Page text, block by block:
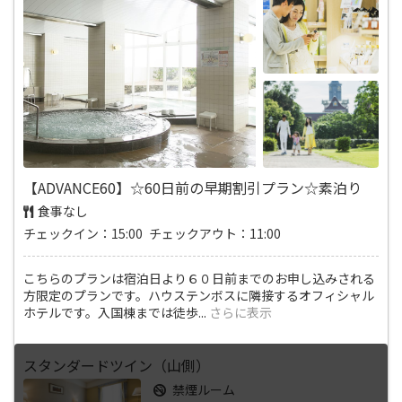
【ADVANCE60】☆60日前の早期割引プラン☆素泊り
食事なし
チェックイン：15:00 チェックアウト：11:00
こちらのプランは宿泊日より６０日前までのお申し込みされる
方限定のプランです。ハウステンボスに隣接するオフィシャル
ホテルです。入国棟までは徒歩... さらに表示
スタンダードツイン（山側）
禁煙ルーム